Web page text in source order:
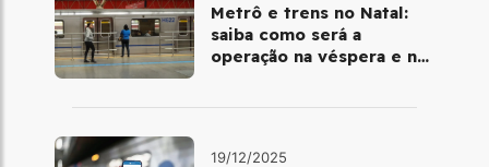
Metrô e trens no Natal:
saiba como será a
operação na véspera e no
19/12/2025